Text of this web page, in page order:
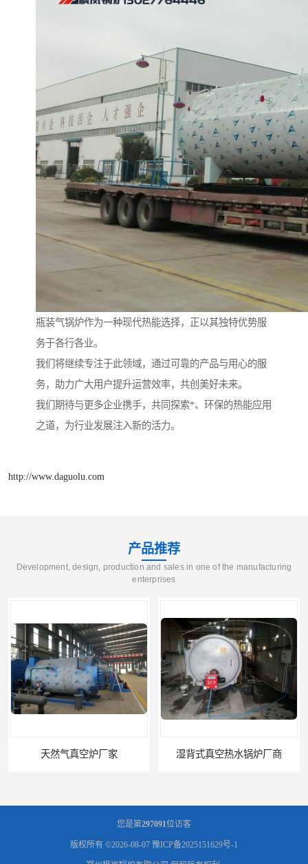
瓶装气锅炉作为一种现代热能选择，正以其独特优势服
务于各行各业。
我们将继续专注于此领域，通过可靠的产品与用心的服
务，助力广大用户提升运营效率，共创美好未来。
我们期待与更多企业携手，共同探索*、环保的热能应用
之道，为行业发展注入新的活力。
http://www.daguolu.com
产品推荐
Development, design, production and sales in one of the manufacturing
enterprises
天然气真空炉厂家 湿背式真空热水锅炉厂商
您是第297091位访客
版权所有 ©2026-08-07 豫ICP备2025151629号-1